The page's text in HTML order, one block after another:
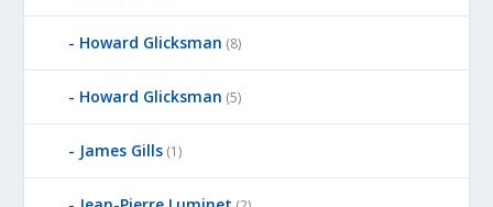
Howard Glicksman (8)
Howard Glicksman (5)
James Gills (1)